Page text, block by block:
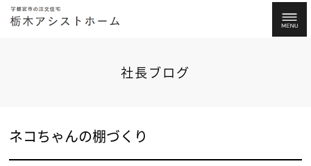
社長ブログ
ネコちゃんの棚づくり